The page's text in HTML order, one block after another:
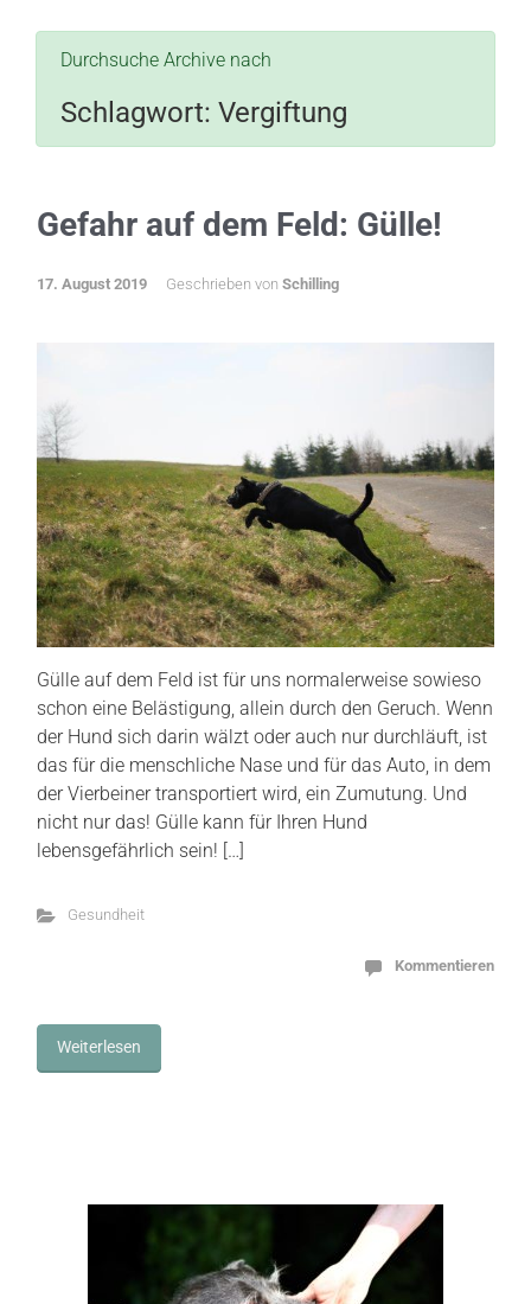
Durchsuche Archive nach
Schlagwort: Vergiftung
Gefahr auf dem Feld: Gülle!
17. August 2019 Geschrieben von Schilling
Gülle auf dem Feld ist für uns normalerweise sowieso
schon eine Belästigung, allein durch den Geruch. Wenn
der Hund sich darin wälzt oder auch nur durchläuft, ist
das für die menschliche Nase und für das Auto, in dem
der Vierbeiner transportiert wird, ein Zumutung. Und
nicht nur das! Gülle kann für Ihren Hund
lebensgefährlich sein! […]
Gesundheit
Kommentieren
Weiterlesen